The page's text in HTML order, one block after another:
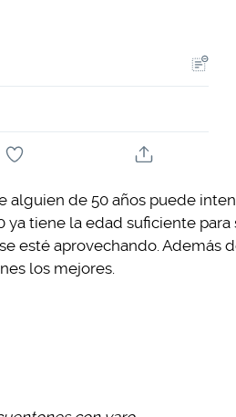
alguien de 50 años puede
tiene la edad suficiente para
esté aprovechando. Además
los mejores.